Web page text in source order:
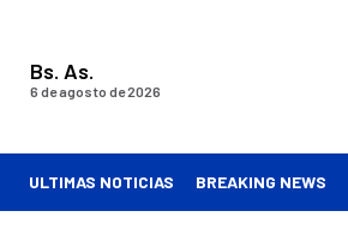
Bs. As.
6 de agosto de 2026
ULTIMAS NOTICIAS BREAKING NEWS